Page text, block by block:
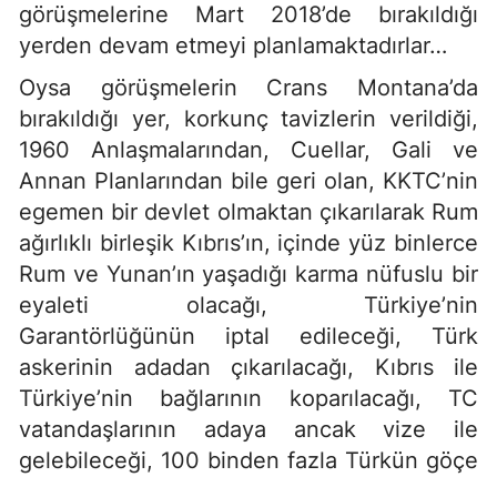
görüşmelerine Mart 2018’de bırakıldığı
yerden devam etmeyi planlamaktadırlar…
Oysa görüşmelerin Crans Montana’da
bırakıldığı yer, korkunç tavizlerin verildiği,
1960 Anlaşmalarından, Cuellar, Gali ve
Annan Planlarından bile geri olan, KKTC’nin
egemen bir devlet olmaktan çıkarılarak Rum
ağırlıklı birleşik Kıbrıs’ın, içinde yüz binlerce
Rum ve Yunan’ın yaşadığı karma nüfuslu bir
eyaleti olacağı, Türkiye’nin
Garantörlüğünün iptal edileceği, Türk
askerinin adadan çıkarılacağı, Kıbrıs ile
Türkiye’nin bağlarının koparılacağı, TC
vatandaşlarının adaya ancak vize ile
gelebileceği, 100 binden fazla Türkün göçe